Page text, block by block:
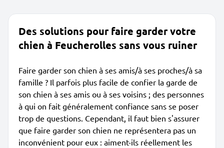
Des solutions pour faire garder votre
chien à Feucherolles sans vous ruiner
Faire garder son chien à ses amis/à ses proches/à sa
famille ? Il parfois plus facile de confier la garde de
son chien à ses amis ou à ses voisins ; des personnes
à qui on fait généralement confiance sans se poser
trop de questions. Cependant, il faut bien s'assurer
que faire garder son chien ne représentera pas un
inconvénient pour eux : aiment-ils réellement les